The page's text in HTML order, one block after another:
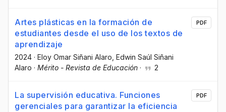
Artes plásticas en la formación de
estudiantes desde el uso de los textos de
aprendizaje
2024 · Eloy Omar Siñani Alaro , Edwin Saúl Siñani
Alaro · Mérito - Revista de Educación · 2
PDF
La supervisión educativa. Funciones
gerenciales para garantizar la eficiencia
PDF